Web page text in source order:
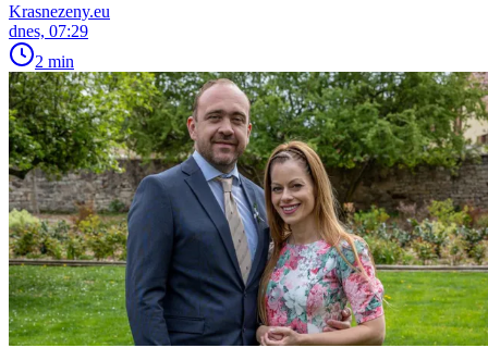
Krasnezeny.eu
dnes, 07:29
2 min